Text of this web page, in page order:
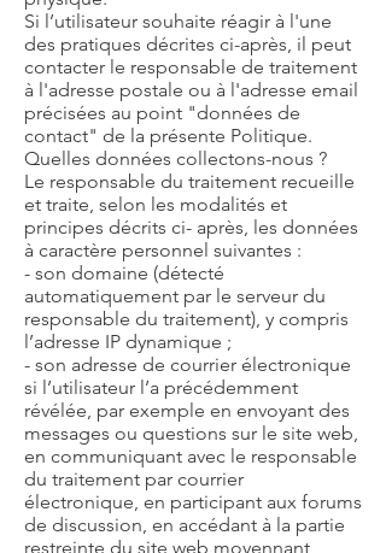
Si l’utilisateur souhaite réagir à l'une
des pratiques décrites ci-après, il peut
contacter le responsable de traitement
à l'adresse postale ou à l'adresse email
précisées au point "données de
contact" de la présente Politique.
Quelles données collectons-nous ?
Le responsable du traitement recueille
et traite, selon les modalités et
principes décrits ci- après, les données
à caractère personnel suivantes :
- son domaine (détecté
automatiquement par le serveur du
responsable du traitement), y compris
l’adresse IP dynamique ;
- son adresse de courrier électronique
si l’utilisateur l’a précédemment
révélée, par exemple en envoyant des
messages ou questions sur le site web,
en communiquant avec le responsable
du traitement par courrier
électronique, en participant aux forums
de discussion, en accédant à la partie
restreinte du site web moyennant